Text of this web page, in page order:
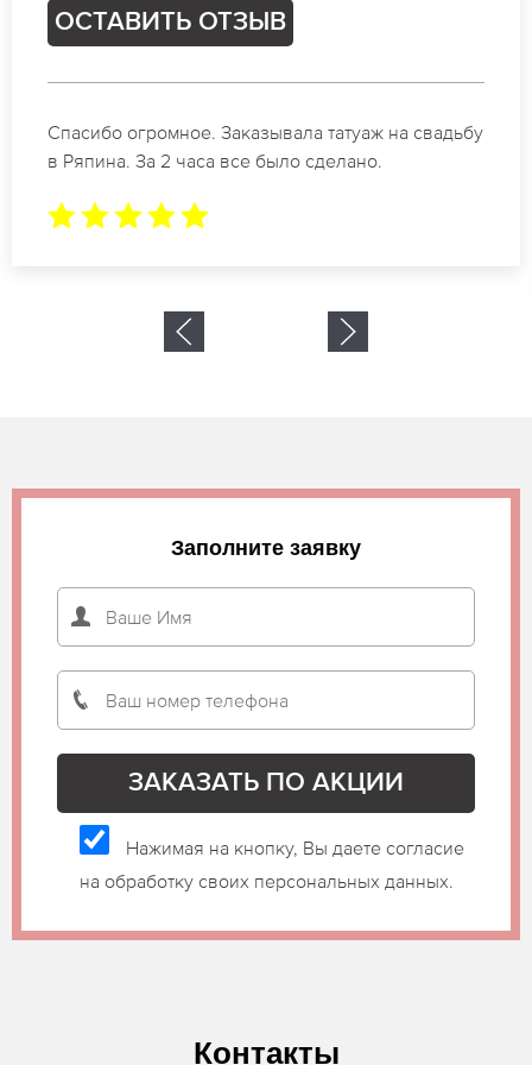
ОСТАВИТЬ ОТЗЫВ
Отличные специалисты своего дела по
коррекции бровей в Ряпина. Замечательный
Заполните заявку
Нажимая на кнопку, Вы даете согласие
на обработку своих персональных данных.
Контакты